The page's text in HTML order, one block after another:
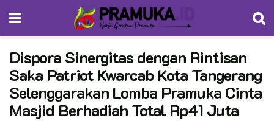
Dispora Sinergitas dengan Rintisan
Saka Patriot Kwarcab Kota Tangerang
Selenggarakan Lomba Pramuka Cinta
Masjid Berhadiah Total Rp41 Juta